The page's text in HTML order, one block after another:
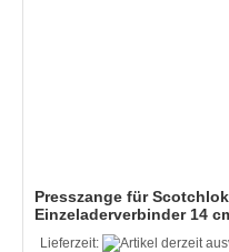
Presszange für
Einzeladerverbinder 14
Lieferzeit: